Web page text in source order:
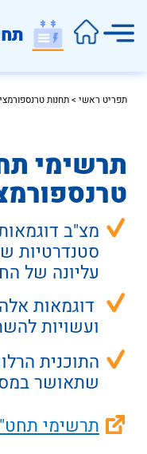
תרשימי
עליונה של
ועשויות
שתאושר
תרשימי
תפריט ראשי > תחנות